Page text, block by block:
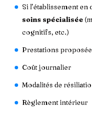
Si l’établissement en
soins spécialisée
cognitifs, etc.)
Prestations
Coût journalier
Modalités de
Règlement intérieur